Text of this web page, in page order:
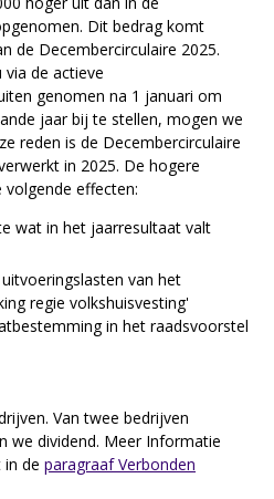
Dit bedrag komt
de Decembercirculaire 2025.
de actieve
genomen na 1 januari om
jaar bij te stellen, mogen we
reden is de Decembercirculaire
in 2025. De hogere
effecten:
wat in het jaarresultaat valt
van het
regie volkshuisvesting'
in het raadsvoorstel
Van twee bedrijven
we dividend. Meer Informatie
de paragraaf Verbonden